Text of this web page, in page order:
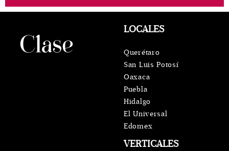
VERTICALES
LOCALES
Querétaro
San Luis Potosí
Oaxaca
Puebla
Hidalgo
El Universal
Edomex